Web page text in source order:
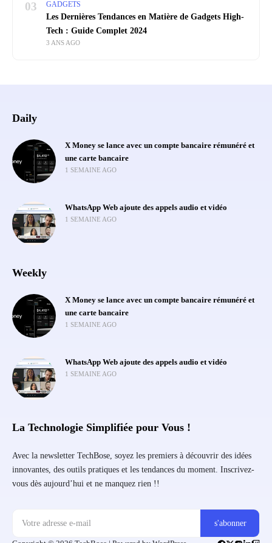
03 GADGETS
Les Dernières Tendances en Matière de Gadgets High-
Tech : Guide Complet 2024
3 ANS AGO
Daily
X Money se lance avec un compte bancaire rémunéré et
une carte bancaire
1 SEMAINE AGO
WhatsApp Web ajoute des appels audio et vidéo
1 SEMAINE AGO
Weekly
X Money se lance avec un compte bancaire rémunéré et
une carte bancaire
1 SEMAINE AGO
WhatsApp Web ajoute des appels audio et vidéo
1 SEMAINE AGO
La Technologie Simplifiée pour Vous !
Avec la newsletter TechBose, soyez les premiers à découvrir des idées
innovantes, des outils pratiques et les tendances du moment. Inscrivez-
vous dès aujourd’hui et ne manquez rien !!